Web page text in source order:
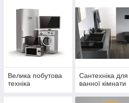
Велика побутова
техніка
Сантехніка для
ванної кімнати